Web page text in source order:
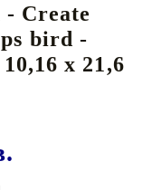
- Create
bird -
х 21,6